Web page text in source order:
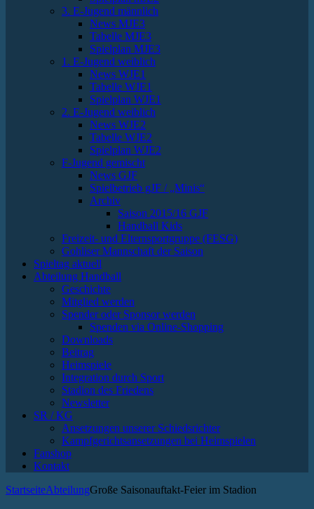
3. E-Jugend männlich
News MJE3
Tabelle MJE3
Spielplan MJE3
1. E-Jugend weiblich
News WJE1
Tabelle WJE1
Spielplan WJE1
2. E-Jugend weiblich
News WJE2
Tabelle WJE2
Spielplan WJE2
F-Jugend gemischt
News GJF
Spielbetrieb gJF / „Minis“
Archiv
Saison 2015/16 GJF
Handball Kids
Freizeit- und Elternsportgruppe (FESG)
Gohliser Mannschaft der Saison
Spieltag aktuell
Abteilung Handball
Geschichte
Mitglied werden
Spender oder Sponsor werden
Spenden via Online-Shopping
Downloads
Beitrag
Heimspiele
Integration durch Sport
Stadion des Friedens
Newsletter
SR / KG
Ansetzungen unserer Schiedsrichter
Kampfgerichtsansetzungen bei Heimspielen
Fanshop
Kontakt
StartseiteAbteilungGroße Saisonauftakt-Feier im Stadion